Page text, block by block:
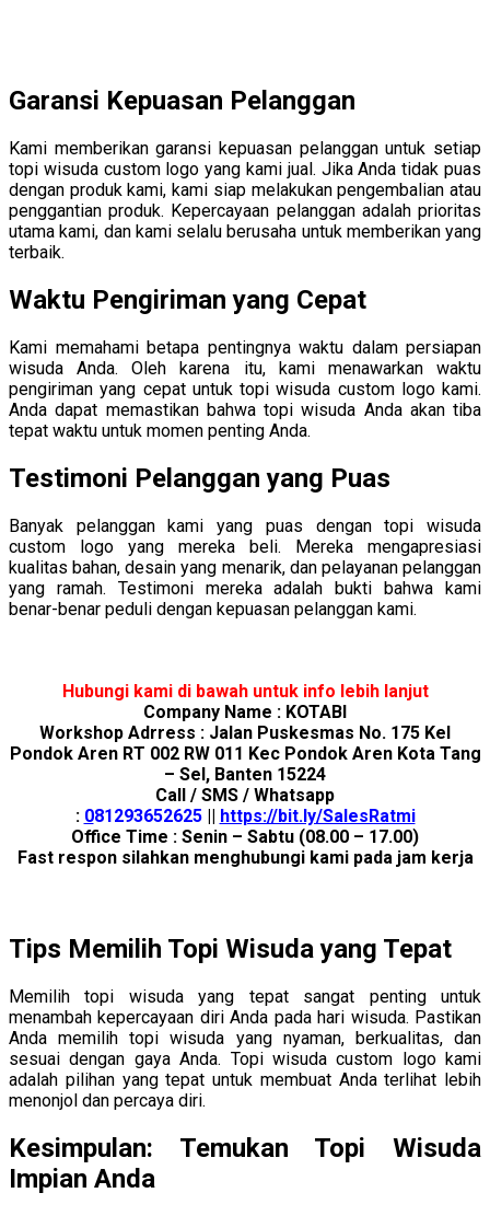
Garansi Kepuasan Pelanggan
Kami memberikan garansi kepuasan pelanggan untuk setiap
topi wisuda custom logo yang kami jual. Jika Anda tidak puas
dengan produk kami, kami siap melakukan pengembalian atau
penggantian produk. Kepercayaan pelanggan adalah prioritas
utama kami, dan kami selalu berusaha untuk memberikan yang
terbaik.
Waktu Pengiriman yang Cepat
Kami memahami betapa pentingnya waktu dalam persiapan
wisuda Anda. Oleh karena itu, kami menawarkan waktu
pengiriman yang cepat untuk topi wisuda custom logo kami.
Anda dapat memastikan bahwa topi wisuda Anda akan tiba
tepat waktu untuk momen penting Anda.
Testimoni Pelanggan yang Puas
Banyak pelanggan kami yang puas dengan topi wisuda
custom logo yang mereka beli. Mereka mengapresiasi
kualitas bahan, desain yang menarik, dan pelayanan pelanggan
yang ramah. Testimoni mereka adalah bukti bahwa kami
benar-benar peduli dengan kepuasan pelanggan kami.
Hubungi kami di bawah untuk info lebih lanjut
Company Name : KOTABI
Workshop Adrress : Jalan Puskesmas No. 175 Kel
Pondok Aren RT 002 RW 011 Kec Pondok Aren Kota Tang
– Sel, Banten 15224
Call / SMS / Whatsapp
: 081293652625|| https://bit.ly/SalesRatmi
Office Time : Senin – Sabtu (08.00 – 17.00)
Fast respon silahkan menghubungi kami pada jam kerja
Tips Memilih Topi Wisuda yang Tepat
Memilih topi wisuda yang tepat sangat penting untuk
menambah kepercayaan diri Anda pada hari wisuda. Pastikan
Anda memilih topi wisuda yang nyaman, berkualitas, dan
sesuai dengan gaya Anda. Topi wisuda custom logo kami
adalah pilihan yang tepat untuk membuat Anda terlihat lebih
menonjol dan percaya diri.
Kesimpulan: Temukan Topi Wisuda
Impian Anda